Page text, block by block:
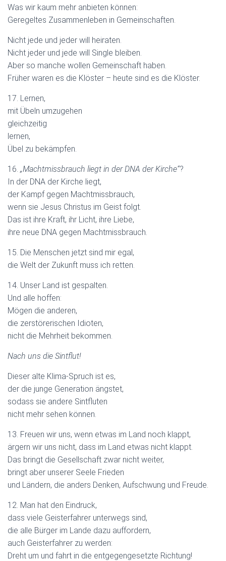
Was wir kaum mehr anbieten können:
Geregeltes Zusammenleben in Gemeinschaften.
Nicht jede und jeder will heiraten.
Nicht jeder und jede will Single bleiben.
Aber so manche wollen Gemeinschaft haben.
Früher waren es die Klöster – heute sind es die Klöster.
17. Lernen,
mit Übeln umzugehen
gleichzeitig
lernen,
Übel zu bekämpfen.
16. „Machtmissbrauch liegt in der DNA der Kirche“?
In der DNA der Kirche liegt,
der Kampf gegen Machtmissbrauch,
wenn sie Jesus Christus im Geist folgt.
Das ist ihre Kraft, ihr Licht, ihre Liebe,
ihre neue DNA gegen Machtmissbrauch.
15. Die Menschen jetzt sind mir egal,
die Welt der Zukunft muss ich retten.
14. Unser Land ist gespalten.
Und alle hoffen:
Mögen die anderen,
die zerstörerischen Idioten,
nicht die Mehrheit bekommen.
Nach uns die Sintflut!
Dieser alte Klima-Spruch ist es,
der die junge Generation ängstet,
sodass sie andere Sintfluten
nicht mehr sehen können.
13. Freuen wir uns, wenn etwas im Land noch klappt,
ärgern wir uns nicht, dass im Land etwas nicht klappt.
Das bringt die Gesellschaft zwar nicht weiter,
bringt aber unserer Seele Frieden
und Ländern, die anders Denken, Aufschwung und Freude.
12. Man hat den Eindruck,
dass viele Geisterfahrer unterwegs sind,
die alle Bürger im Lande dazu auffordern,
auch Geisterfahrer zu werden:
Dreht um und fahrt in die entgegengesetzte Richtung!